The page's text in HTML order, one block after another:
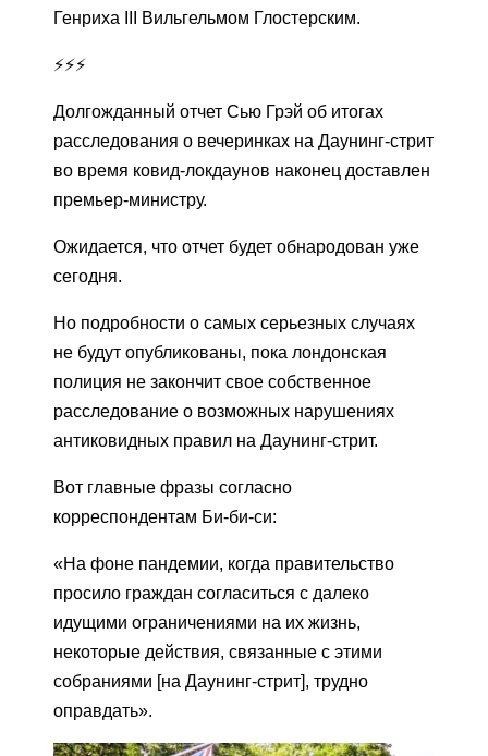
Генриха III Вильгельмом Глостерским.
⚡️⚡️⚡️
Долгожданный отчет Сью Грэй об итогах
расследования о вечеринках на Даунинг-стрит
во время ковид-локдаунов наконец доставлен
премьер-министру.
Ожидается, что отчет будет обнародован уже
сегодня.
Но подробности о самых серьезных случаях
не будут опубликованы, пока лондонская
полиция не закончит свое собственное
расследование о возможных нарушениях
антиковидных правил на Даунинг-стрит.
Вот главные фразы согласно
корреспондентам Би-би-си:
«На фоне пандемии, когда правительство
просило граждан согласиться с далеко
идущими ограничениями на их жизнь,
некоторые действия, связанные с этими
собраниями [на Даунинг-стрит], трудно
оправдать».